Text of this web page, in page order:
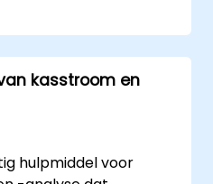
kasstroom en
hulpmiddel voor